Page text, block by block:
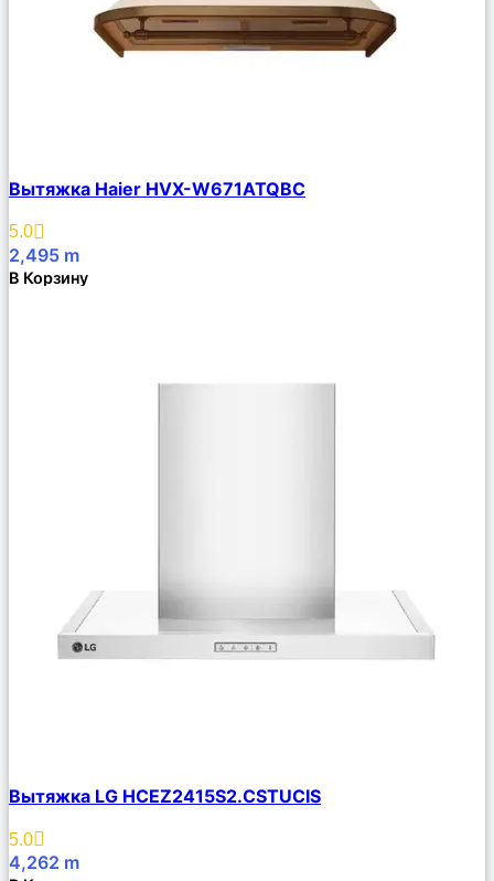
Описание
Избранное
Вытяжка Haier HVX-W671ATQBС
5.0
2,495 m
В Корзину
Описание
Избранное
Вытяжка LG HCEZ2415S2.CSTUCIS
5.0
4,262 m